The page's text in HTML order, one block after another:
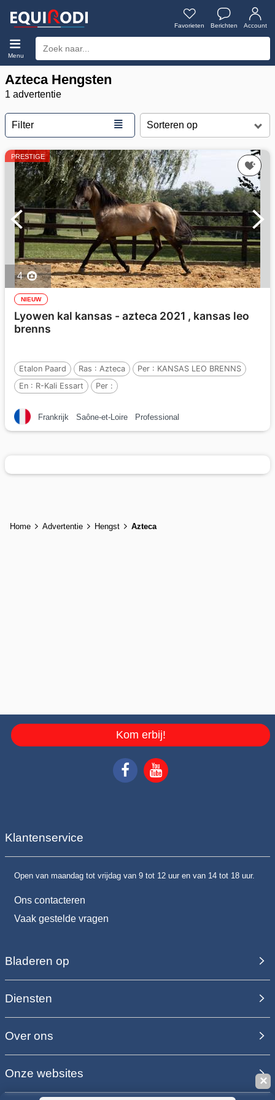
Favorieten Berichten Account
Menu
Azteca Hengsten
1 advertentie
Filter ≣
PRESTIGE
4
NIEUW
Lyowen kal kansas - azteca 2021 , kansas leo
brenns
Etalon Paard Ras : Azteca Per : KANSAS LEO BRENNS
En : R-Kali Essart Per :
Frankrijk Saône-et-Loire Professional
Home Advertentie Hengst Azteca
Kom erbij!
Klantenservice
Open van maandag tot vrijdag van 9 tot 12 uur en van 14 tot 18 uur.
Ons contacteren
Vaak gestelde vragen
Bladeren op
Diensten
Over ons
Onze websites
✕